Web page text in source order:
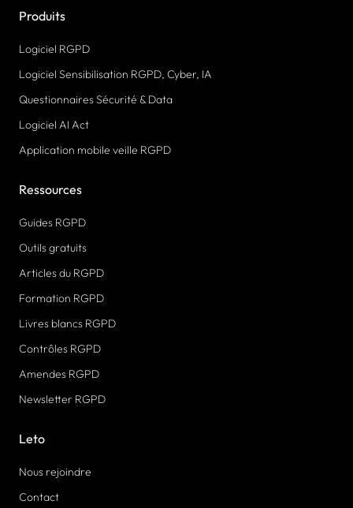
Produits
Logiciel RGPD
Logiciel Sensibilisation RGPD, Cyber, IA
Questionnaires Sécurité & Data
Logiciel AI Act
Application mobile veille RGPD
Ressources
Guides RGPD
Outils gratuits
Articles du RGPD
Formation RGPD
Livres blancs RGPD
Contrôles RGPD
Amendes RGPD
Newsletter RGPD
Leto
Nous rejoindre
Contact